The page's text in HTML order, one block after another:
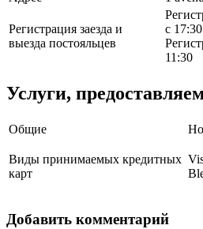
Регистрация заезда и
выезда постояльцев
с
11:30
Услуги,
Общие
Виды принимаемых кредитных
карт
Добавить комментарий